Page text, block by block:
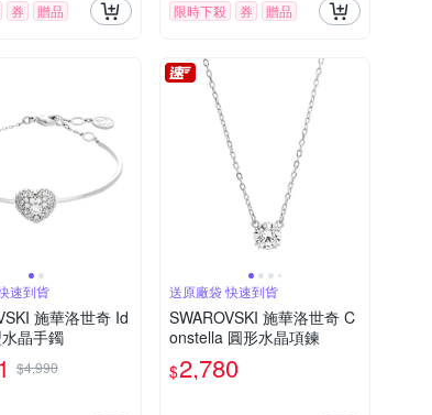
券 贈品 限時下殺 券 贈品
速到貨
施華洛世奇 Id
晶手鐲
$4,990
送原廠袋 快速到貨
SWAROVSKI 施華洛世奇 C
onstella 圓形水晶項鍊
$2,780